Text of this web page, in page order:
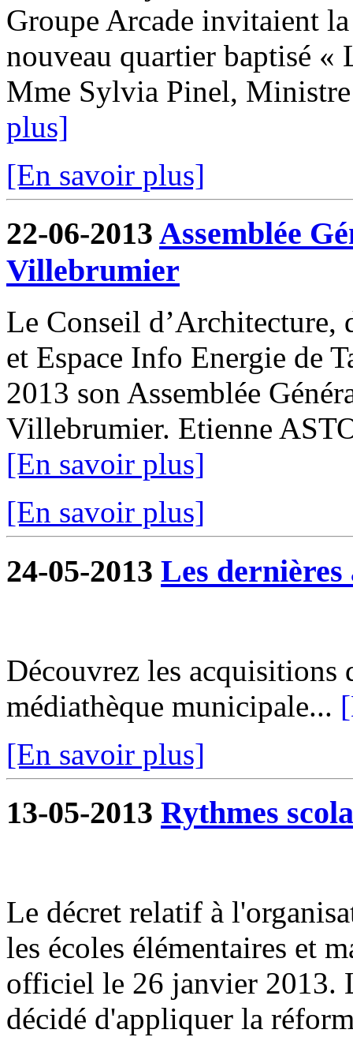
Groupe Arcade invitaient
nouveau quartier baptisé «
Mme Sylvia Pinel,
plus]
[En savoir plus]
22-06-2013 Assemblée
Villebrumier
Le Conseil d’Architecture,
et Espace Info Energie de
2013 son Assemblée
Villebrumier. Etienne
[En savoir plus]
[En savoir plus]
24-05-2013 Les
Découvrez les acquisitions
médiathèque municipale...
[En savoir plus]
13-05-2013 Rythmes
Le décret relatif à
les écoles élémentaires et
officiel le 26 janvier 2013.
décidé d'appliquer la